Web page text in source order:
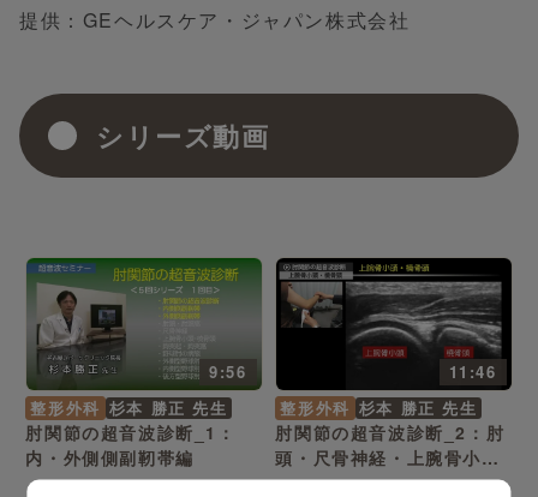
提供：GEヘルスケア・ジャパン株式会社
シリーズ動画
9:56
整形外科 杉本 勝正 先生
肘関節の超音波診断_1：
内・外側側副靭帯編
11:46
整形外科 杉本 勝正 先生
肘関節の超音波診断_2：肘
頭・尺骨神経・上腕骨小
頭・鉤突起・鉤突窩 編